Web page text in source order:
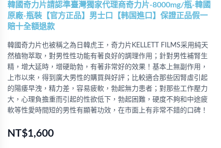
韓國奇力片請認準臺灣獨家代理商奇力片-8000mg/瓶-韓國
原廠-瓶裝【官方正品】男士口【韩国進口】保證正品假一
賠十全額退款
韓國奇力片也被稱之為日韓虎王，奇力片KELLETT FILMS采用純天
然植物萃取，對男性性功能有著良好的調理作用；針對男性補腎生
精，增大延時，增硬助勃，有著非常好的效果！基本上無副作用，
上市以來，得到廣大男性的購買與好評；比較適合那些因腎虛引起
的陽痿早洩，精力差，容易疲軟，勃起無力患者；對那些工作壓力
大，心理負擔重而引起的性欲低下，勃起困難，硬度不夠和中途疲
軟等性愛時間短的男性有顯著功效，在市面上有非常不錯的口碑！
NT$1,600